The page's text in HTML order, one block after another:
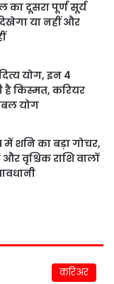
दूसरा पूर्ण सूर्य
या नहीं और
योग, इन 4
है किस्मत, करियर
योग
में शनि का बड़ा गोचर,
वृश्चिक राशि वालों
करिअर